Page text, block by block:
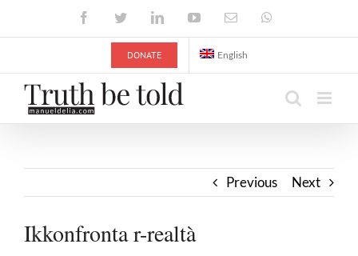
FacebookTwitterLinkedInYouTubeEmail
DONATE English
Previous Next
Ikkonfronta r-realtà